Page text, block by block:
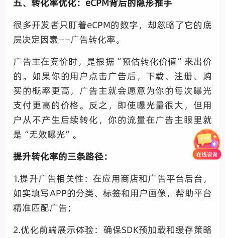
五、转化率优化：eCPM背后的隐形推手
很多开发者只盯着eCPM的数字，却忽略了它的底
层决定因素——广告转化率。
广告主在竞价时，是根据“预估转化价值”来出价
的。如果你的用户点击广告后，下载、注册、购
买的概率更高，广告主就会愿意为你的每次曝光
支付更高的价格。反之，即使曝光量很大，但用
户从不产生后续转化，你的流量在广告主眼里就
是“无效曝光”。
提升转化率的三条路径：
1.提升广告相关性：在应用商店和广告平台后台，
如实填写APP的分类、标签和用户画像，帮助平台
精准匹配广告；
2.优化前端展示体验：确保SDK预加载和缓存策略